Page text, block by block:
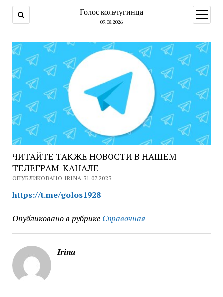
Голос кольчугинца
09.08.2026
меню
ЧИТАЙТЕ ТАКЖЕ НОВОСТИ В НАШЕМ
ТЕЛЕГРАМ-КАНАЛЕ
ОПУБЛИКОВАНО IRINA 31.07.2023
https://t.me/golos1928
Опубликовано в рубрике Справочная
Irina